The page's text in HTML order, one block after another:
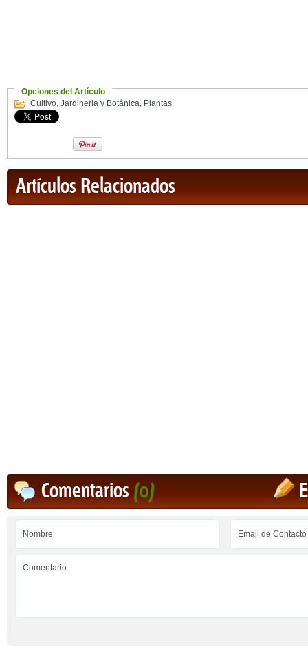
Opciones del Artículo
Cultivo, Jardineria y Botánica, Plantas
Artículos Relacionados
Comentarios(0)